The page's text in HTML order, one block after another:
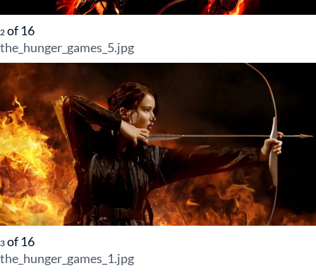
2 of 16
the_hunger_games_5.jpg
3 of 16
the_hunger_games_1.jpg